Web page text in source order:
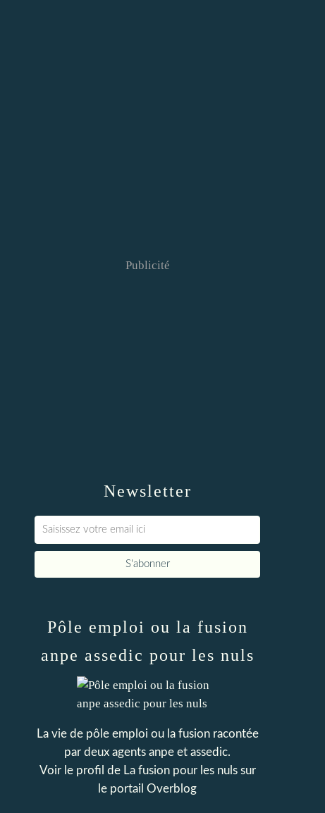
Newsletter
Publicité
Pôle emploi ou la fusion
anpe assedic pour les nuls
La vie de pôle emploi ou la fusion racontée
par deux agents anpe et assedic.
Voir le profil de La fusion pour les nulssur
le portail Overblog